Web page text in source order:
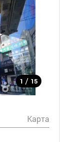
1 / 15
Карта